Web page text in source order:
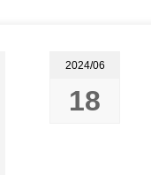
2024/06
18